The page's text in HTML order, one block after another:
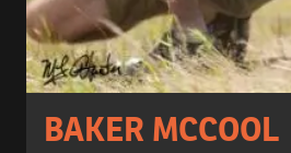
BAKER MCCOOL